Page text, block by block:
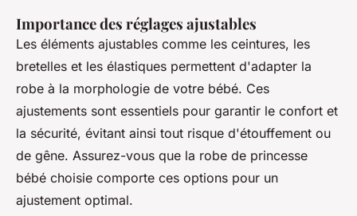
Importance des réglages ajustables
Les éléments ajustables comme les ceintures, les
bretelles et les élastiques permettent d'adapter la
robe à la morphologie de votre bébé. Ces
ajustements sont essentiels pour garantir le confort et
la sécurité, évitant ainsi tout risque d'étouffement ou
de gêne. Assurez-vous que la robe de princesse
bébé choisie comporte ces options pour un
ajustement optimal.